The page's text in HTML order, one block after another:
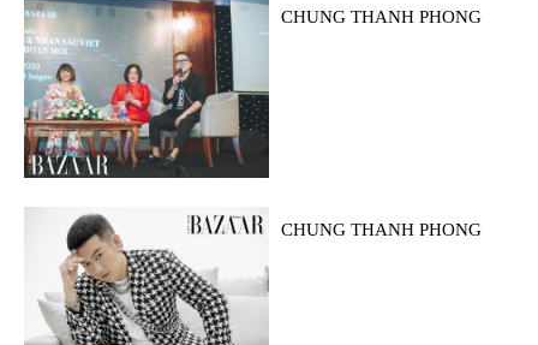
CHUNG THANH PHONG
CHUNG THANH PHONG